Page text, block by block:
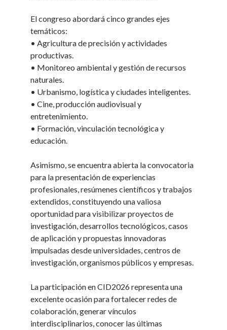
El congreso abordará cinco grandes ejes
temáticos:
• Agricultura de precisión y actividades
productivas.
• Monitoreo ambiental y gestión de recursos
naturales.
• Urbanismo, logística y ciudades inteligentes.
• Cine, producción audiovisual y
entretenimiento.
• Formación, vinculación tecnológica y
educación.
Asimismo, se encuentra abierta la convocatoria
para la presentación de experiencias
profesionales, resúmenes científicos y trabajos
extendidos, constituyendo una valiosa
oportunidad para visibilizar proyectos de
investigación, desarrollos tecnológicos, casos
de aplicación y propuestas innovadoras
impulsadas desde universidades, centros de
investigación, organismos públicos y empresas.
La participación en CID2026 representa una
excelente ocasión para fortalecer redes de
colaboración, generar vínculos
interdisciplinarios, conocer las últimas